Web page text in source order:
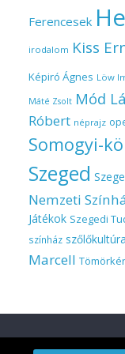
Ferencesek
irodalom Kiss
Képiró Ágnes Löw
Máté Zsolt Mód
Róbert néprajz
Somogyi-
Szeged
Nemzeti
Játékok Szegedi
színház szőlőkultúra
Marcell